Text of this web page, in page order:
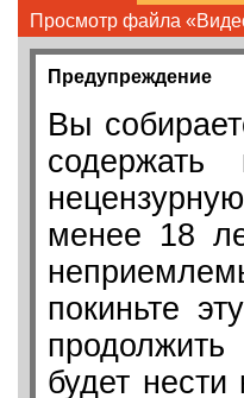
Просмотр файла
Предупреждение
Вы
содержать
менее 18
покиньте
будет нести